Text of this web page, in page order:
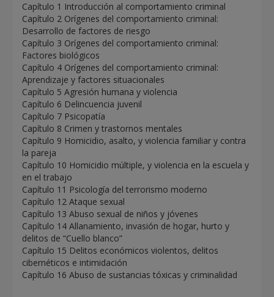
Capítulo 1 Introducción al comportamiento criminal
Capítulo 2 Orígenes del comportamiento criminal:
Desarrollo de factores de riesgo
Capítulo 3 Orígenes del comportamiento criminal:
Factores biológicos
Capítulo 4 Orígenes del comportamiento criminal:
Aprendizaje y factores situacionales
Capítulo 5 Agresión humana y violencia
Capítulo 6 Delincuencia juvenil
Capítulo 7 Psicopatía
Capítulo 8 Crimen y trastornos mentales
Capítulo 9 Homicidio, asalto, y violencia familiar y contra
la pareja
Capítulo 10 Homicidio múltiple, y violencia en la escuela y
en el trabajo
Capítulo 11 Psicología del terrorismo moderno
Capítulo 12 Ataque sexual
Capítulo 13 Abuso sexual de niños y jóvenes
Capítulo 14 Allanamiento, invasión de hogar, hurto y
delitos de “Cuello blanco”
Capítulo 15 Delitos económicos violentos, delitos
cibernéticos e intimidación
Capítulo 16 Abuso de sustancias tóxicas y criminalidad